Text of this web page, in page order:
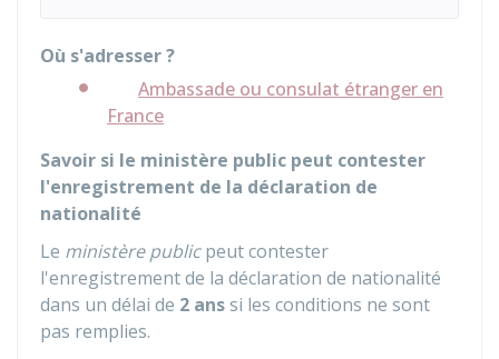
Où s'adresser ?
Ambassade ou consulat étranger en
France
Savoir si le ministère public peut contester
l'enregistrement de la déclaration de
nationalité
Le ministère publicpeut contester
l'enregistrement de la déclaration de nationalité
dans un délai de 2 anssi les conditions ne sont
pas remplies.